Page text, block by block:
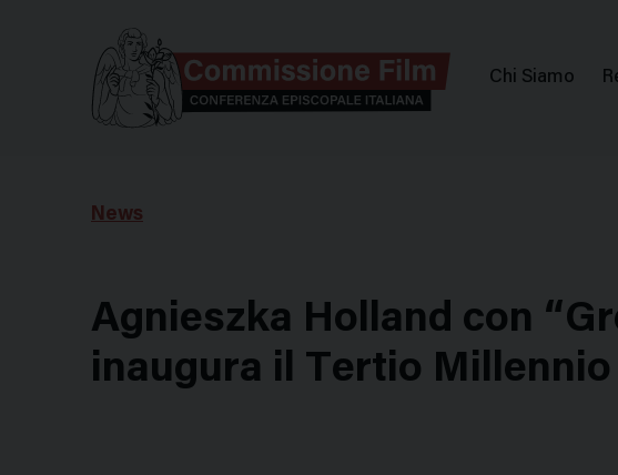
Menu
Chi Siamo
News
Agnieszka Holland con
inaugura il Tertio